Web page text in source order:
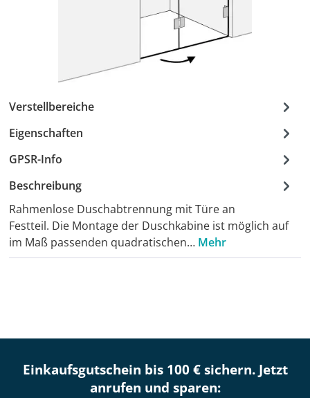
Verstellbereiche
Eigenschaften
GPSR-Info
Beschreibung
Rahmenlose Duschabtrennung mit Türe an
Festteil. Die Montage der Duschkabine ist möglich auf
im Maß passenden quadratischen… Mehr
Einkaufsgutschein bis 100 € sichern. Jetzt
anrufen und sparen: